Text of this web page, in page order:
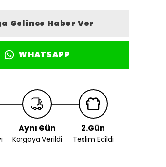
Gelince Haber Ver
WHATSAPP
Aynı Gün
Kargoya Verildi
2.Gün
Teslim Edildi